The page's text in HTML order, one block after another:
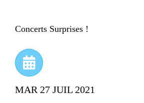
Concerts Surprises !
MAR 27 JUIL 2021